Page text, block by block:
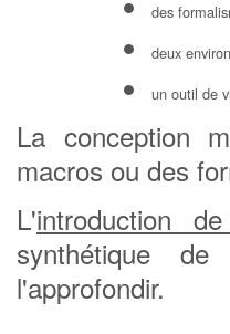
des
deux
un outil de
La conception
macros ou des
L'introduction
synthétique
l'approfondir.